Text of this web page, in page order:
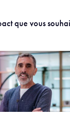
que vous